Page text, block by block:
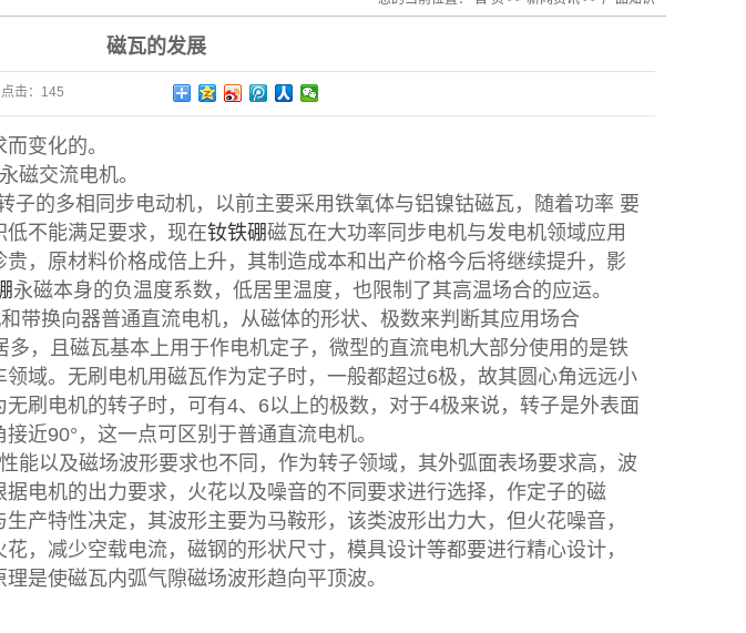
磁瓦的发展
点击： 145
变化的。
交流电机。
的多相同步电动机，以前主要采用铁氧体与铝镍钴磁瓦，随着功率 要
不能满足要求，现在钕铁硼磁瓦在大功率同步电机与发电机领域应用
贵，原材料价格成倍上升，其制造成本和出产价格今后将继续提升，影
永磁本身的负温度系数，低居里温度，也限制了其高温场合的应运。
换向器普通直流电机，从磁体的形状、极数来判断其应用场合
且磁瓦基本上用于作电机定子，微型的直流电机大部分使用的是铁
域。无刷电机用磁瓦作为定子时，一般都超过6极，故其圆心角远远小
刷电机的转子时，可有4、6以上的极数，对于4极来说，转子是外表面
近90°，这一点可区别于普通直流电机。
以及磁场波形要求也不同，作为转子领域，其外弧面表场要求高，波
电机的出力要求，火花以及噪音的不同要求进行选择，作定子的磁
产特性决定，其波形主要为马鞍形，该类波形出力大，但火花噪音，
，减少空载电流，磁钢的形状尺寸，模具设计等都要进行精心设计，
是使磁瓦内弧气隙磁场波形趋向平顶波。